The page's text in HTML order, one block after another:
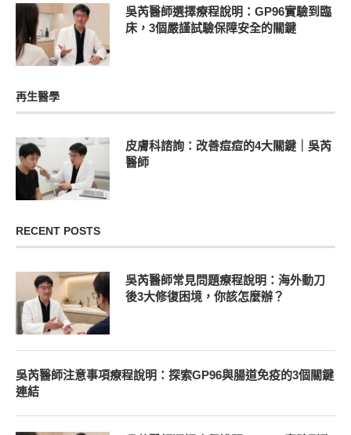
吳芮醫師選擇療程說明：GP96實驗到臨
床，3個嚴謹試驗保障安全的關鍵
再生醫學
皮膚科諮詢：改善痘痘的4大關鍵｜吳芮
醫師
RECENT POSTS
吳芮醫師常見問題療程說明：海外動刀
後3大修復困境，你該怎麼辦？
吳芮醫師注意事項療程說明：探索GP96與腸道免疫的3個關鍵
連結